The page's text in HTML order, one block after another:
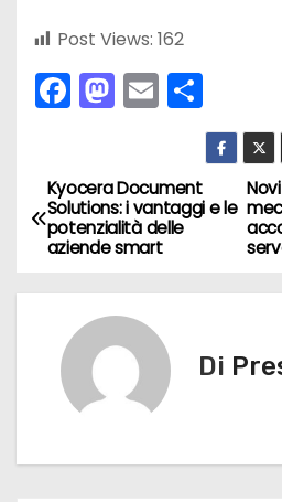
Post Views: 162
F
e
b
o
o
k
M
o
d
o
n
E
l
C
o
n
di
vi
N
a
v
z
Kyocera Document
Solutions: i vantaggi e le
potenzialità delle
aziende smart
Di